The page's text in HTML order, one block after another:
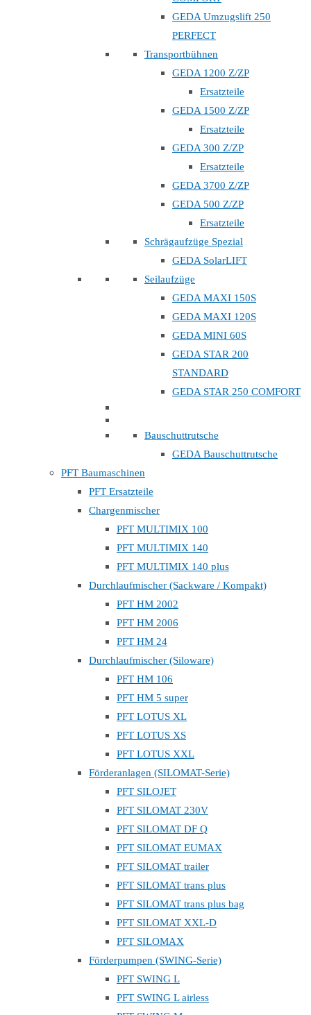
GEDA Umzugslift 250
PERFECT
Transportbühnen
GEDA 1200 Z/ZP
Ersatzteile
GEDA 1500 Z/ZP
Ersatzteile
GEDA 300 Z/ZP
Ersatzteile
GEDA 3700 Z/ZP
GEDA 500 Z/ZP
Ersatzteile
Schrägaufzüge Spezial
GEDA SolarLIFT
Seilaufzüge
GEDA MAXI 150S
GEDA MAXI 120S
GEDA MINI 60S
GEDA STAR 200
STANDARD
GEDA STAR 250 COMFORT
Bauschuttrutsche
GEDA Bauschuttrutsche
PFT Baumaschinen
PFT Ersatzteile
Chargenmischer
PFT MULTIMIX 100
PFT MULTIMIX 140
PFT MULTIMIX 140 plus
Durchlaufmischer (Sackware / Kompakt)
PFT HM 2002
PFT HM 2006
PFT HM 24
Durchlaufmischer (Siloware)
PFT HM 106
PFT HM 5 super
PFT LOTUS XL
PFT LOTUS XS
PFT LOTUS XXL
Förderanlagen (SILOMAT-Serie)
PFT SILOJET
PFT SILOMAT 230V
PFT SILOMAT DF Q
PFT SILOMAT EUMAX
PFT SILOMAT trailer
PFT SILOMAT trans plus
PFT SILOMAT trans plus bag
PFT SILOMAT XXL-D
PFT SILOMAX
Förderpumpen (SWING-Serie)
PFT SWING L
PFT SWING L airless